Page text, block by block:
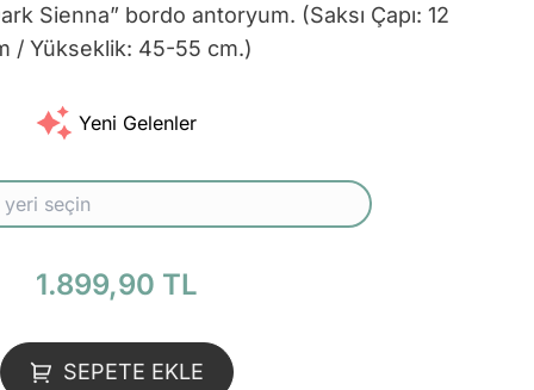
Sienna” bordo antoryum. (Saksı Çapı: 12
/ Yükseklik: 45-55 cm.)
Yeni Gelenler
1.899,90 TL
SEPETE EKLE